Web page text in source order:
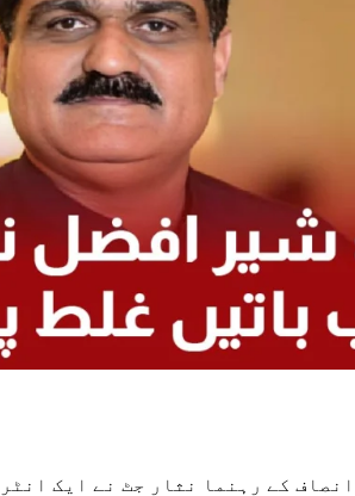
انصاف کے رہنما نثار جٹ نے ایک